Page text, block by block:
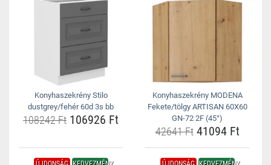
Konyhaszekrény Stilo
dustgrey/fehér 60d 3s bb
108242 Ft 106926 Ft
Konyhaszekrény MODENA
Fekete/tölgy ARTISAN 60X60
GN-72 2F (45°)
42641 Ft41094 Ft